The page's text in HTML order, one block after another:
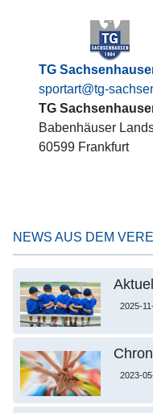
TG
sportart@tg-
TG
Babenhäuser
60599 Frankfurt
NEWS AUS DEM
2025-
2023-